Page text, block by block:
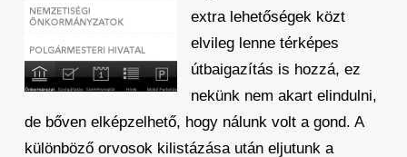
extra lehetőségek közt
elvileg lenne térképes
útbaigazítás is hozzá, ez
nekünk nem akart elindulni,
de bőven elképzelhető, hogy nálunk volt a gond. A
különböző orvosok kilistázása után eljutunk a